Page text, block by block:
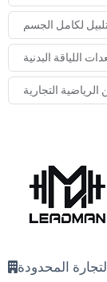
لكامل الجسم
اللياقة البدنية
التجارية
المحدودة